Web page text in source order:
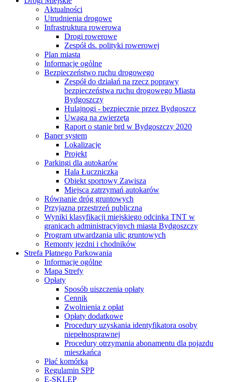
Aktualności
Utrudnienia drogowe
Infrastruktura rowerowa
Drogi rowerowe
Zespół ds. polityki rowerowej
Plan miasta
Informacje ogólne
Bezpieczeństwo ruchu drogowego
Zespół do działań na rzecz poprawy
bezpieczeństwa ruchu drogowego Miasta
Bydgoszczy
Hulajnogi - bezpiecznie przez Bydgoszcz
Uwaga na zwierzęta
Raport o stanie brd w Bydgoszczy 2020
Baner system
Lokalizacje
Projekt
Parkingi dla autokarów
Hala Łuczniczka
Obiekt sportowy Zawisza
Miejsca zatrzymań autokarów
Równanie dróg gruntowych
Przyjazna przestrzeń publiczna
Wyniki klasyfikacji miejskiego odcinka TNT w
granicach administracyjnych miasta Bydgoszczy
Program utwardzania ulic gruntowych
Remonty jezdni i chodników
Strefa Płatnego Parkowania
Informacje ogólne
Mapa Strefy
Opłaty
Sposób uiszczenia opłaty
Cennik
Zwolnienia z opłat
Opłaty dodatkowe
Procedury uzyskania identyfikatora osoby
niepełnosprawnej
Procedury otrzymania abonamentu dla pojazdu
mieszkańca
Płać komórką
Regulamin SPP
E-SKLEP